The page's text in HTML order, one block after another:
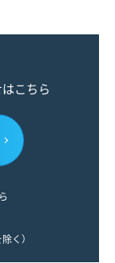
こちら
く）